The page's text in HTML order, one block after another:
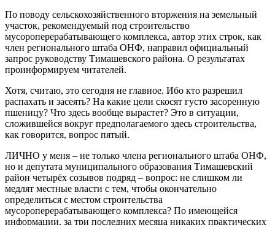
По поводу сельскохозяйственного вторжения на земельный
участок, рекомендуемый под строительство
мусороперерабатывающего комплекса, автор этих строк, как
член регионального штаба ОНФ, направил официальный
запрос руководству Тимашевского района. О результатах
проинформируем читателей.
Хотя, считаю, это сегодня не главное. Ибо кто разрешил
распахать и засеять? На какие цели скосят густо засоренную
пшеницу? Что здесь вообще вырастет? Это в ситуации,
сложившейся вокруг предполагаемого здесь строительства,
как говорится, вопрос пятый.
ЛИЧНО у меня – не только члена регионального штаба ОНФ,
но и депутата муниципального образования Тимашевский
район четырёх созывов подряд – вопрос: не слишком ли
медлят местные власти с тем, чтобы окончательно
определиться с местом строительства
мусороперерабатывающего комплекса? По имеющейся
информации, за три последних месяца никаких практических